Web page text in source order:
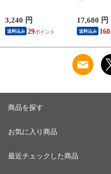
3,240 円
送料込み 29
17,680 円
送料込み 160
商品を探す
お気に入り商品
最近チェックした商品